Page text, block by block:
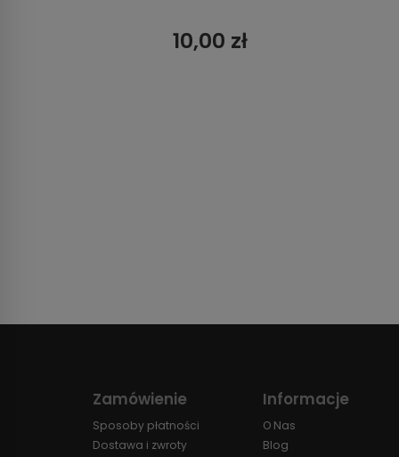
10,00 zł
Zamówienie
Sposoby płatności
Dostawa i zwroty
Informacje
O Nas
Blog